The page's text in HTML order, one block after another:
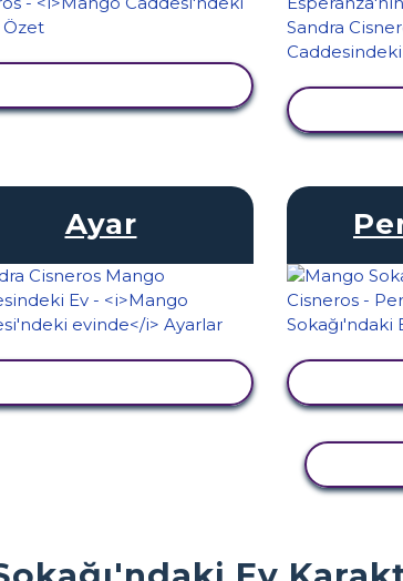
Ayar